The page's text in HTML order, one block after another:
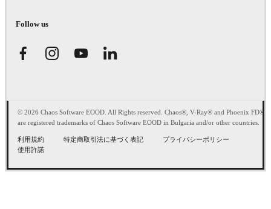
Follow us
© 2026 Chaos Software EOOD. All Rights reserved. Chaos®, V-Ray® and Phoenix FD®
are registered trademarks of Chaos Software EOOD in Bulgaria and/or other countries.
利用規約 特定商取引法に基づく表記
プライバシーポリシー
使用許諾